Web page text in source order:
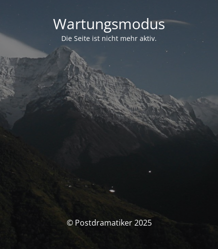
Wartungsmodus
Die Seite ist nicht mehr aktiv.
© Postdramatiker 2025